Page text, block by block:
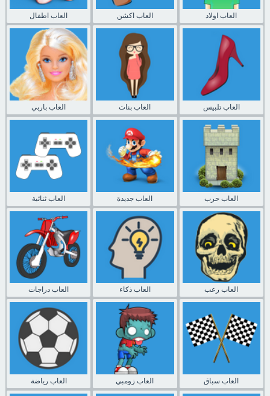
العاب اطفال العاب اكشن العاب اولاد
العاب باربي العاب بنات العاب تلبيس
العاب ثنائية العاب جديدة العاب حرب
العاب دراجات العاب ذكاء العاب رعب
العاب رياضة العاب زومبي العاب سباق